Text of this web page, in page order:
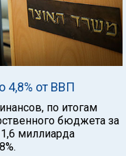
от ВВП
по итогам
бюджета за
миллиарда